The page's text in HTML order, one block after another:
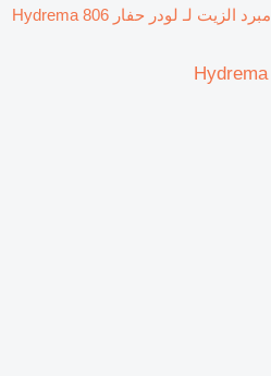
مبرد الزيت لـ لودر حفار Hydrema 806